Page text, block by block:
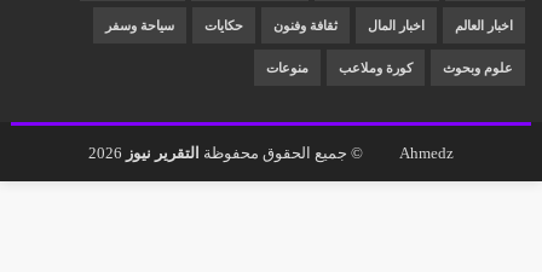
اخبار العالم اخبار المال ثقافة وفنون حكايات سياحة وسفر
علوم وبحوث كورة وملاعب منوعات
Ahmedz © جميع الحقوق محفوظة التقرير نيوز 2026